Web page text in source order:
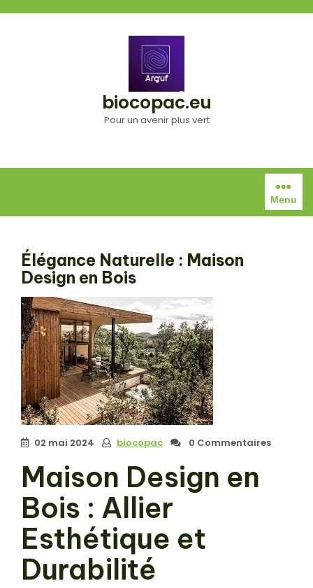
biocopac.eu
Pour un avenir plus vert
Menu
Élégance Naturelle : Maison
Design en Bois
02 mai 2024 biocopac 0 Commentaires
Maison Design en
Bois : Allier
Esthétique et
Durabilité